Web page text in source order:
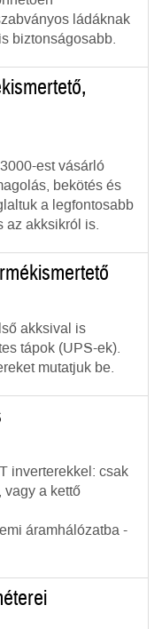
ládáknak
biztonságosabb.
est vásárló
bekötés és
a legfontosabb
az akksikról is.
akksival is
tápok (UPS-ek).
mutatjuk be.
inverterekkel: csak
a kettő
áramhálózatba -